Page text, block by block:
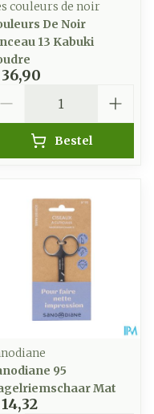
couleurs de noir
De Noir
13 Kabuki
Bestel
95
Mat